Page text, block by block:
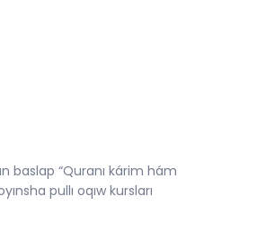
baslap “Quranı kárim hám
pullı oqıw kursları